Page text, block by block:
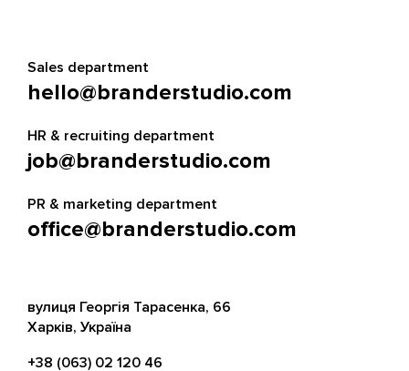
Sales department
hello@branderstudio.com
HR & recruiting department
job@branderstudio.com
PR & marketing department
office@branderstudio.com
вулиця Георгія Тарасенка, 66
Харків, Україна
+38 (063) 02 120 46